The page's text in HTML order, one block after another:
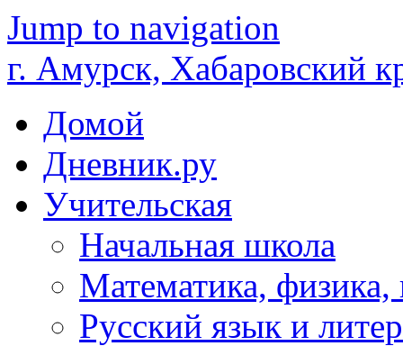
Jump to navigation
г. Амурск, Хабаровский
Домой
Дневник.ру
Учительская
Начальная школа
Математика,
Русский язык и